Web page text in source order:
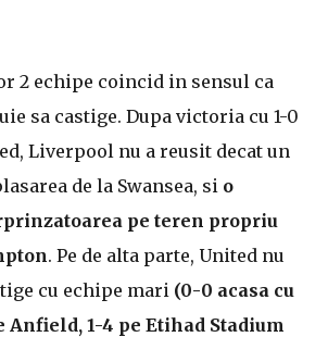
2 echipe coincid in sensul ca
sa castige. Dupa victoria cu 1-0
Liverpool nu a reusit decat un
de la Swansea, si o
pe teren propriu
. Pe de alta parte, United nu
cu echipe mari (0-0 acasa cu
Anfield, 1-4 pe Etihad Stadium